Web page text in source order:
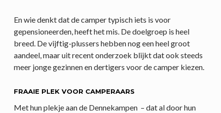
En wie denkt dat de camper typisch iets is voor
gepensioneerden, heeft het mis. De doelgroep is heel
breed. De vijftig-plussers hebben nog een heel groot
aandeel, maar uit recent onderzoek blijkt dat ook steeds
meer jonge gezinnen en dertigers voor de camper kiezen.
FRAAIE PLEK VOOR CAMPERAARS
Met hun plekje aan de Dennekampen – dat al door hun